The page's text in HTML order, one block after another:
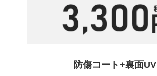
防傷コート+裏面UV